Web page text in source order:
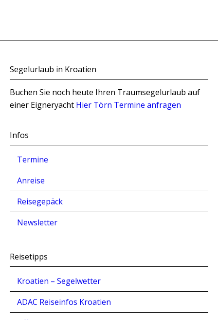
Segelurlaub in Kroatien
Buchen Sie noch heute Ihren Traumsegelurlaub auf
einer Eigneryacht Hier Törn Termine anfragen
Infos
Termine
Anreise
Reisegepäck
Newsletter
Reisetipps
Kroatien – Segelwetter
ADAC Reiseinfos Kroatien